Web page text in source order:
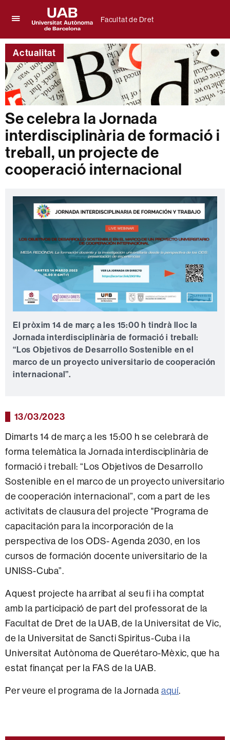
per
desplegar
el
menú
de
Facultat
de
Dret
Universitat
Autònoma
de
Barcelona
Facultat de Dret
Actualitat
Se celebra la Jornada
interdisciplinària de formació i
treball, un projecte de
cooperació internacional
El pròxim 14 de març a les 15:00 h tindrà lloc la
Jornada interdisciplinària de formació i treball:
“Los Objetivos de Desarrollo Sostenible en el
marco de un proyecto universitario de cooperación
internacional”.
13/03/2023
Dimarts 14 de març a les 15:00 h se celebrarà de
forma telemàtica la Jornada interdisciplinària de
formació i treball: “Los Objetivos de Desarrollo
Sostenible en el marco de un proyecto universitario
de cooperación internacional”, com a part de les
activitats de clausura del projecte "Programa de
capacitación para la incorporación de la
perspectiva de los ODS- Agenda 2030, en los
cursos de formación docente universitario de la
UNISS-Cuba”.
Aquest projecte ha arribat al seu fi i ha comptat
amb la participació de part del professorat de la
Facultat de Dret de la UAB, de la Universitat de Vic,
de la Universitat de Sancti Spiritus-Cuba i la
Universitat Autònoma de Querétaro-Mèxic, que ha
estat finançat per la FAS de la UAB.
Per veure el programa de la Jornada aquí.